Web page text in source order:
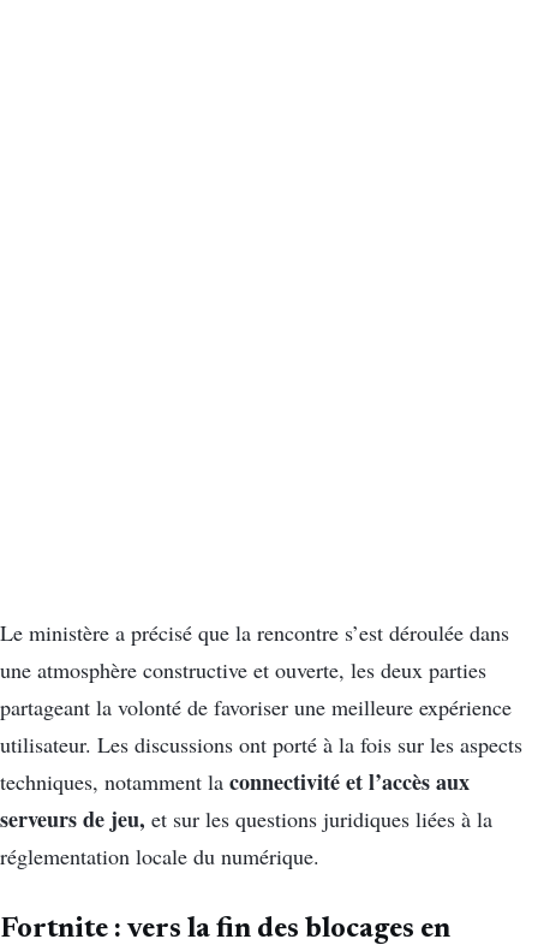
Le ministère a précisé que la rencontre s’est déroulée dans
une atmosphère constructive et ouverte, les deux parties
partageant la volonté de favoriser une meilleure expérience
utilisateur. Les discussions ont porté à la fois sur les aspects
techniques, notamment la connectivité et l’accès aux
serveurs de jeu, et sur les questions juridiques liées à la
réglementation locale du numérique.
Fortnite : vers la fin des blocages en